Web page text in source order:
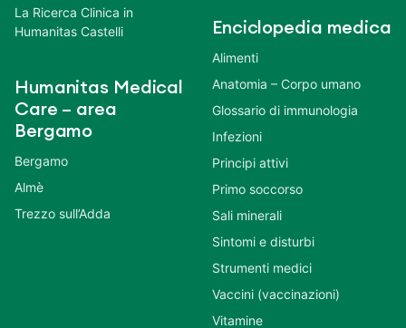
La Ricerca Clinica in
Humanitas Castelli
Humanitas Medical
Care – area
Bergamo
Bergamo
Almè
Trezzo sull’Adda
Enciclopedia medica
Alimenti
Anatomia – Corpo umano
Glossario di immunologia
Infezioni
Principi attivi
Primo soccorso
Sali minerali
Sintomi e disturbi
Strumenti medici
Vaccini (vaccinazioni)
Vitamine